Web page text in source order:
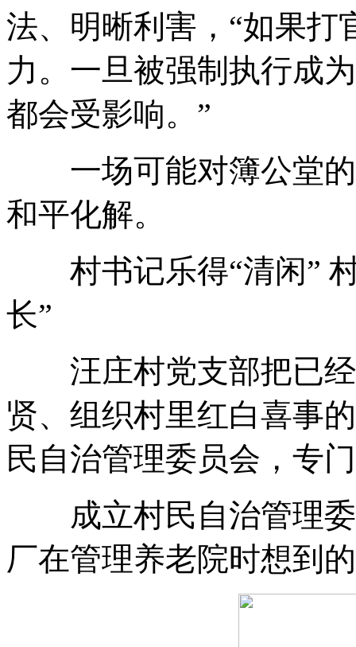
法、明晰利害 ， “如果打
力 。 一旦被强制执行成为
都会受影响。 ”
一场可能对簿公堂的
和平化解。
村书记乐得“清闲” 村
长”
汪庄村党支部把已经
贤、组织村里红白喜事
民自治管理委员会 ， 专
成立村民自治管理委
厂在管理养老院时想到的